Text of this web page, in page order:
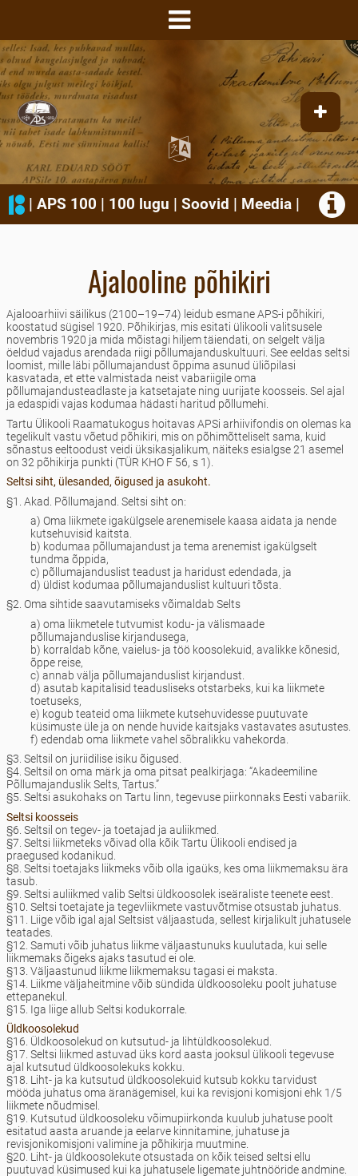
| APS 100 | 100 lugu | Soovid | Meedia|
Ajalooline põhikiri
Ajalooarhiivi säilikus (2100–19–74) leidub esmane APS-i põhikiri,
koostatud sügisel 1920. Põhikirjas, mis esitati ülikooli valitsusele
novembris 1920 ja mida mõistagi hiljem täiendati, on selgelt välja
öeldud vajadus arendada riigi põllumajanduskultuuri. See eeldas seltsi
loomist, mille läbi põllumajandust õppima asunud üliõpilasi
kasvatada, et ette valmistada neist vabariigile oma
põllumajandusteadlaste ja katsetajate ning uurijate koosseis. Sel ajal
ja edaspidi vajas kodumaa hädasti haritud põllumehi.
Tartu Ülikooli Raamatukogus hoitavas APSi arhiivifondis on olemas ka
tegelikult vastu võetud põhikiri, mis on põhimõtteliselt sama, kuid
sõnastus eeltoodust veidi üksikasjalikum, näiteks esialgse 21 asemel
on 32 põhikirja punkti (TÜR KHO F 56, s 1).
Seltsi siht, ülesanded, õigused ja asukoht.
§1. Akad. Põllumajand. Seltsi siht on:
a) Oma liikmete igakülgsele arenemisele kaasa aidata ja nende
kutsehuvisid kaitsta.
b) kodumaa põllumajandust ja tema arenemist igakülgselt
tundma õppida,
c) põllumajanduslist teadust ja haridust edendada, ja
d) üldist kodumaa põllumajanduslist kultuuri tõsta.
§2. Oma sihtide saavutamiseks võimaldab Selts
a) oma liikmetele tutvumist kodu- ja välismaade
põllumajanduslise kirjandusega,
b) korraldab kõne, vaielus- ja töö koosolekuid, avalikke kõnesid,
õppe reise,
c) annab välja põllumajanduslist kirjandust.
d) asutab kapitalisid teadusliseks otstarbeks, kui ka liikmete
toetuseks,
e) kogub teateid oma liikmete kutsehuvidesse puutuvate
küsimuste üle ja on nende huvide kaitsjaks vastavates asutustes.
f) edendab oma liikmete vahel sõbralikku vahekorda.
§3. Seltsil on juriidilise isiku õigused.
§4. Seltsil on oma märk ja oma pitsat pealkirjaga: “Akadeemiline
Põllumajanduslik Selts, Tartus.”
§5. Seltsi asukohaks on Tartu linn, tegevuse piirkonnaks Eesti vabariik.
Seltsi koosseis
§6. Seltsil on tegev- ja toetajad ja auliikmed.
§7. Seltsi liikmeteks võivad olla kõik Tartu Ülikooli endised ja
praegused kodanikud.
§8. Seltsi toetajaks liikmeks võib olla igaüks, kes oma liikmemaksu ära
tasub.
§9. Seltsi auliikmed valib Seltsi üldkoosolek iseäraliste teenete eest.
§10. Seltsi toetajate ja tegevliikmete vastuvõtmise otsustab juhatus.
§11. Liige võib igal ajal Seltsist väljaastuda, sellest kirjalikult juhatusele
teatades.
§12. Samuti võib juhatus liikme väljaastunuks kuulutada, kui selle
liikmemaks õigeks ajaks tasutud ei ole.
§13. Väljaastunud liikme liikmemaksu tagasi ei maksta.
§14. Liikme väljaheitmine võib sündida üldkoosoleku poolt juhatuse
ettepanekul.
§15. Iga liige allub Seltsi kodukorrale.
Üldkoosolekud
§16. Üldkoosolekud on kutsutud- ja lihtüldkoosolekud.
§17. Seltsi liikmed astuvad üks kord aasta jooksul ülikooli tegevuse
ajal kutsutud üldkoosolekuks kokku.
§18. Liht- ja ka kutsutud üldkoosolekuid kutsub kokku tarvidust
mööda juhatus oma äranägemisel, kui ka revisjoni komisjoni ehk 1/5
liikmete nõudmisel.
§19. Kutsutud üldkoosoleku võimupiirkonda kuulub juhatuse poolt
esitatud aasta aruande ja eelarve kinnitamine, juhatuse ja
revisjonikomisjoni valimine ja põhikirja muutmine.
§20. Liht- ja üldkoosolekute otsustada on kõik teised seltsi ellu
puutuvad küsimused kui ka juhatusele ligemate juhtnööride andmine.